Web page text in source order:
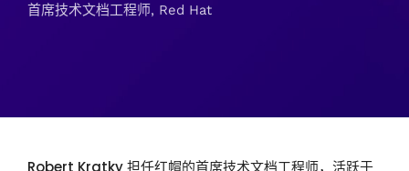
首席技术文档工程师, Red Hat
Robert Kratky 担任红帽的首席技术文档工程师，活跃于